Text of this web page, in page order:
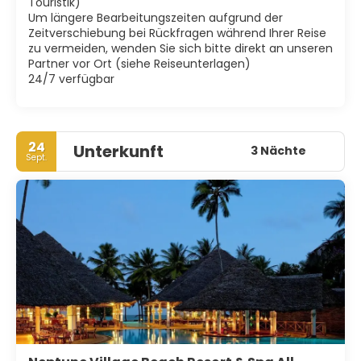
Größere Orte in der Nähe sind Ukunda mit einem
Flughafen für Inlandsflüge und Msambweni. Diani Beach
liegt in den Resten des Küstenwaldes Jadini Forest. Dieser
ist Heimat des größten kenianischen Bestands der
Angola-Stummelaffen. Über deren Schutz informiert das
Naturschutzzentrum des Colobustrust. Es errichtet u. a.
Um längere Bearbeitungszeiten aufgrund der
Zeitverschiebung bei Rückfragen während Ihrer Reise
zu vermeiden, wenden Sie sich bitte direkt an unseren
Partner vor Ort (siehe Reiseunterlagen)
24/7 verfügbar
24
Sept. Unterkunft 3 Nächte